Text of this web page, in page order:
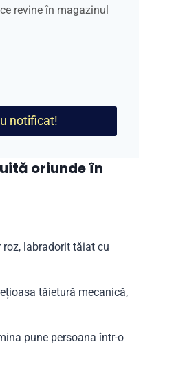
revine în magazinul
notificat!
oriunde în
labradorit tăiat cu
tăietură mecanică,
pune persoana într-o